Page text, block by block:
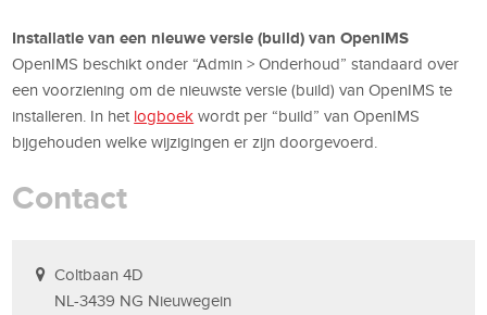
Installatie van een nieuwe versie (build) van OpenIMS
OpenIMS beschikt onder “Admin > Onderhoud” standaard over
een voorziening om de nieuwste versie (build) van OpenIMS te
installeren. In het logboek wordt per “build” van OpenIMS
bijgehouden welke wijzigingen er zijn doorgevoerd.
Contact
Coltbaan 4D
NL-3439 NG Nieuwegein